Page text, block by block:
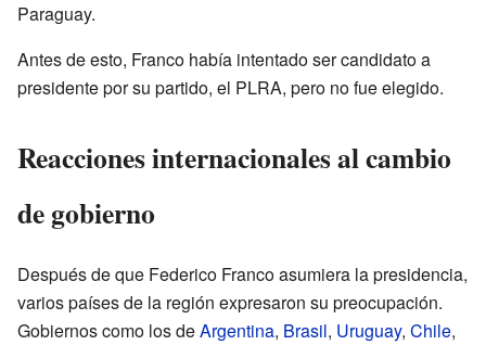
Paraguay.
Antes de esto, Franco había intentado ser candidato a
presidente por su partido, el PLRA, pero no fue elegido.
Reacciones internacionales al cambio
de gobierno
Después de que Federico Franco asumiera la presidencia,
varios países de la región expresaron su preocupación.
Gobiernos como los deArgentina, Brasil, Uruguay, Chile,